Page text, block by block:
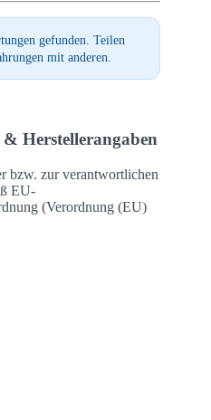
gefunden. Teilen
mit anderen.
Herstellerangaben
bzw. zur verantwortlichen
EU-
(Verordnung (EU)